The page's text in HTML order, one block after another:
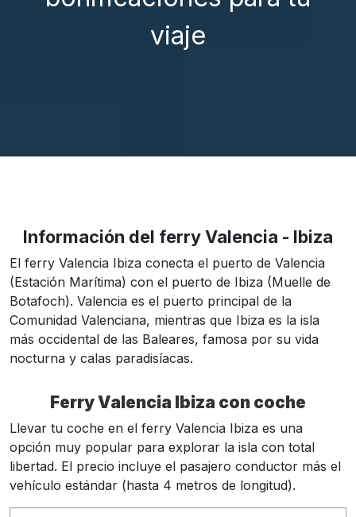
viaje
Información del ferry Valencia - Ibiza
El ferry Valencia Ibiza conecta el puerto de Valencia
(Estación Marítima) con el puerto de Ibiza (Muelle de
Botafoch). Valencia es el puerto principal de la
Comunidad Valenciana, mientras que Ibiza es la isla
más occidental de las Baleares, famosa por su vida
nocturna y calas paradisíacas.
Ferry Valencia Ibiza con coche
Llevar tu coche en el ferry Valencia Ibiza es una
opción muy popular para explorar la isla con total
libertad. El precio incluye el pasajero conductor más el
vehículo estándar (hasta 4 metros de longitud).